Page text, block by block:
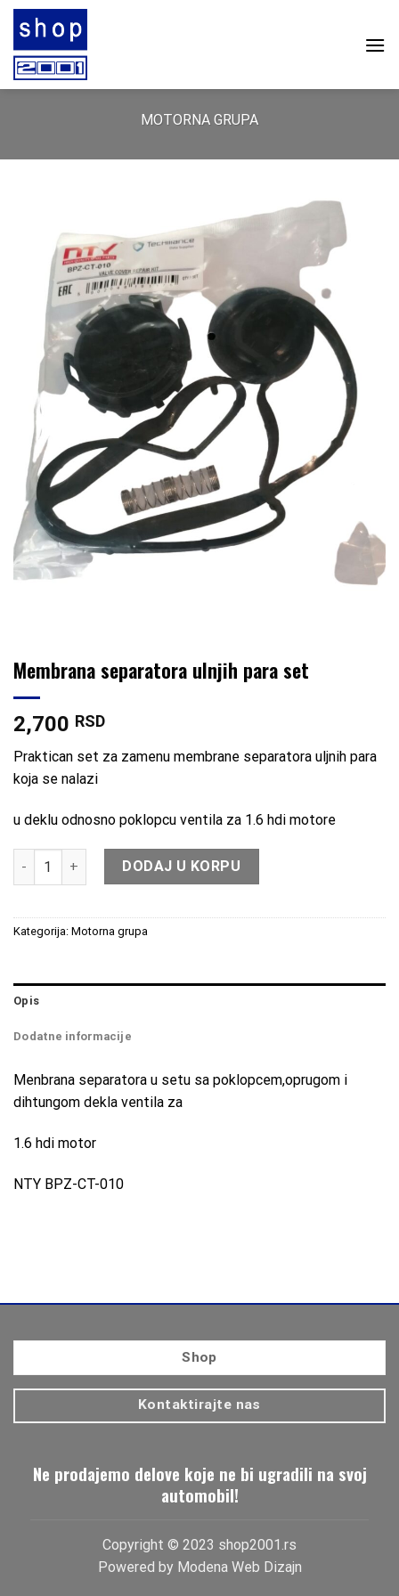
Skip
content
MOTORNA GRUPA
Membrana separatora ulnjih para set
2,700 RSD
Praktican set za zamenu membrane separatora uljnih para
koja se nalazi
u deklu odnosno poklopcu ventila za 1.6 hdi motore
Membrana separatora ulnjih para set količina
DODAJ U KORPU
Kategorija: Motorna grupa
Opis
Dodatne informacije
Menbrana separatora u setu sa poklopcem,oprugom i
dihtungom dekla ventila za
1.6 hdi motor
NTY BPZ-CT-010
Ne prodajemo delove koje ne bi ugradili na svoj
automobil!
Copyright © 2023 shop2001.rs
Powered by Modena Web Dizajn
Shop
Kontaktirajte nas